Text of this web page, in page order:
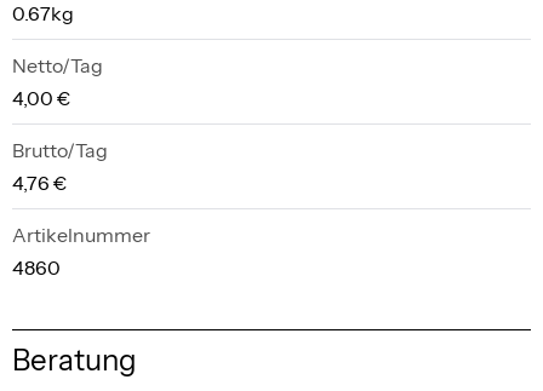
0.67kg
Netto/Tag
4,00 €
Brutto/Tag
4,76 €
Artikelnummer
4860
Beratung